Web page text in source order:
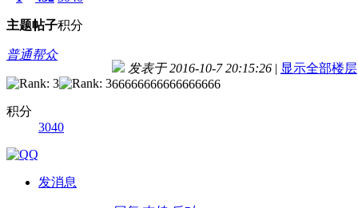
主题帖子积分
普通帮众
积分
3040
发消息
发表于 2016-10-7 20:15:26 | 显示全部楼层
66666666666666666